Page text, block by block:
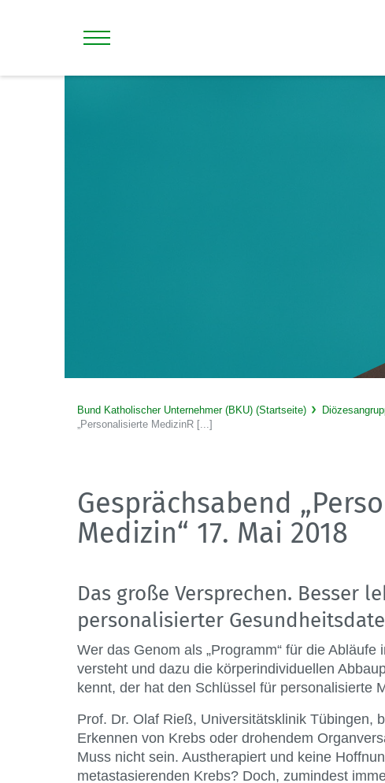
Bund Katholischer Unternehmer (BKU) (Startseite)
„Personalisierte MedizinR [...]
Gesprächsabend
Medizin“ 17. Mai 2018
Das große Versprechen. Besser
personalisierter
Wer das Genom als „Programm“ für die Abläufe
versteht und dazu die körperindividuellen
kennt, der hat den Schlüssel für personalisierte
Prof. Dr. Olaf Rieß, Universitätsklinik Tübingen,
Erkennen von Krebs oder drohendem
Muss nicht sein. Austherapiert und keine
metastasierenden Krebs? Doch, zumindest